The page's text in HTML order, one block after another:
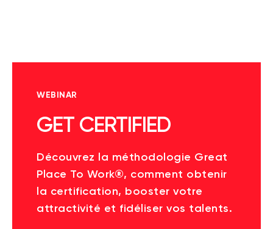
WEBINAR
GET CERTIFIED
Découvrez la méthodologie Great
Place To Work®, comment obtenir
la certification, booster votre
attractivité et fidéliser vos talents.